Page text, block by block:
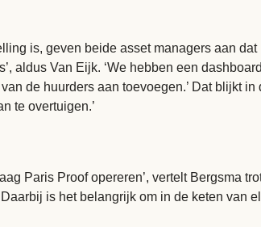
is, geven beide asset managers aan
aldus Van Eijk. ‘We hebben een
de huurders aan toevoegen.’ Dat blijkt
te overtuigen.’
Paris Proofopereren’, vertelt Bergsma
is het belangrijk om in de keten van